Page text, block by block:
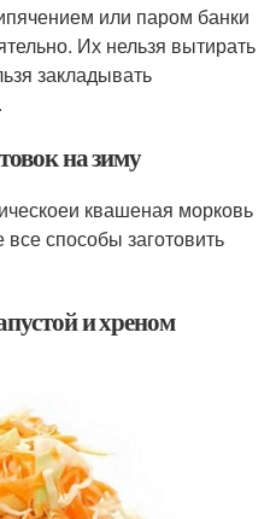
или паром банки
Их нельзя вытирать
закладывать
на зиму
квашеная морковь
способы заготовить
и хреном